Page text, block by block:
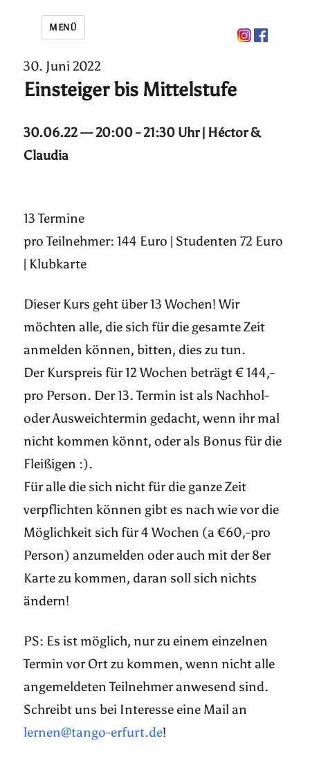
MENÜ
30. Juni 2022
Einsteiger bis Mittelstufe
30.06.22 — 20:00 - 21:30 Uhr | Héctor &
Claudia
13 Termine
pro Teilnehmer: 144 Euro | Studenten 72 Euro
| Klubkarte
Dieser Kurs geht über 13 Wochen! Wir
möchten alle, die sich für die gesamte Zeit
anmelden können, bitten, dies zu tun.
Der Kurspreis für 12 Wochen beträgt € 144,-
pro Person. Der 13. Termin ist als Nachhol-
oder Ausweichtermin gedacht, wenn ihr mal
nicht kommen könnt, oder als Bonus für die
Fleißigen :).
Für alle die sich nicht für die ganze Zeit
verpflichten können gibt es nach wie vor die
Möglichkeit sich für 4 Wochen (a €60,-pro
Person) anzumelden oder auch mit der 8er
Karte zu kommen, daran soll sich nichts
ändern!
PS: Es ist möglich, nur zu einem einzelnen
Termin vor Ort zu kommen, wenn nicht alle
angemeldeten Teilnehmer anwesend sind.
Schreibt uns bei Interesse eine Mail an
lernen@tango-erfurt.de!